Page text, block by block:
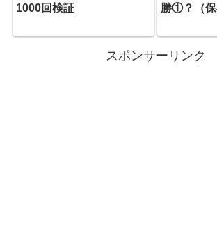
1000回検証
勝①？（保
スポンサーリンク